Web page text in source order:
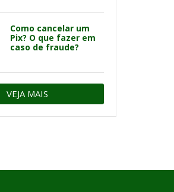
Como cancelar um
Pix? O que fazer em
caso de fraude?
VEJA MAIS